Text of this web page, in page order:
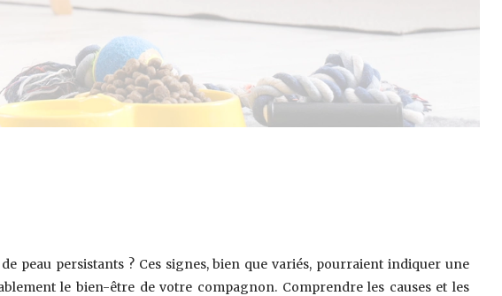
peau persistants ? Ces signes, bien que variés, pourraient indiquer une
le bien-être de votre compagnon. Comprendre les causes et les